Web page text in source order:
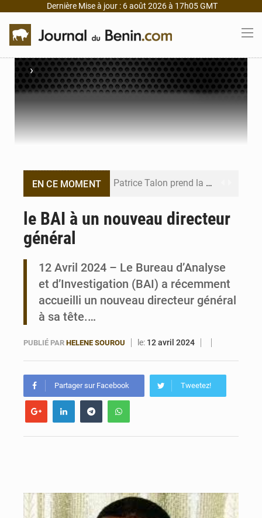
Dernière Mise à jour : 6 août 2026 à 17h05 GMT
›
EN CE MOMENT Patrice Talon prend la tête du premier bureau du Sénat du Bénin
Bénin : Le CEG La Verdure de Ouèdo fait sa mue pour la rentrée
Bénin : 14,5 milliards de dollars pour faire de la CDN 3.0 un bouclier économique
le BAI à un nouveau directeur
général
12 Avril 2024 – Le Bureau d’Analyse
et d’Investigation (BAI) a récemment
accueilli un nouveau directeur général
à sa tête.…
PUBLIÉ PAR HELENE SOUROU le: 12 avril 2024
Partager sur Facebook Tweetez!